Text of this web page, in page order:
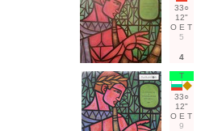
33○
12"
О Е Т
5
4
Т
33○
12"
О Е Т
9